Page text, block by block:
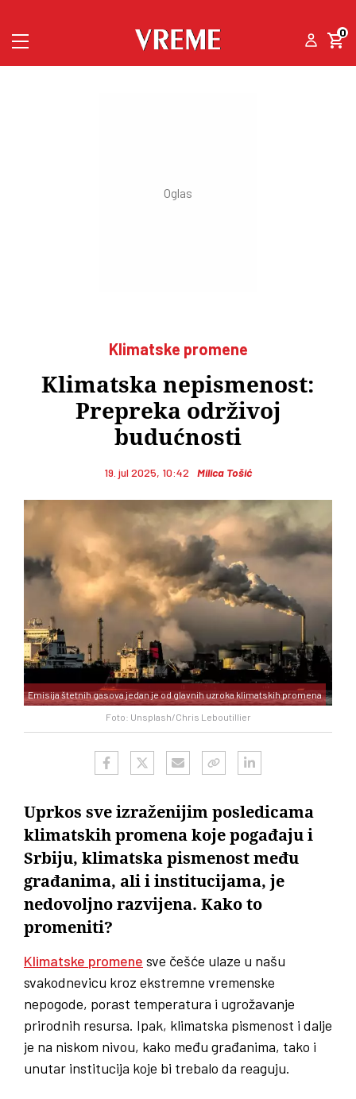
0
Klimatske promene
Klimatska nepismenost:
Prepreka održivoj
budućnosti
19. jul 2025, 10:42 Milica Tošić
Foto: Unsplash/Chris Leboutillier
Emisija štetnih gasova jedan je od glavnih uzroka klimatskih promena
Uprkos sve izraženijim posledicama
klimatskih promena koje pogađaju i
Srbiju, klimatska pismenost među
građanima, ali i institucijama, je
nedovoljno razvijena. Kako to
promeniti?
Klimatske promene sve češće ulaze u našu
svakodnevicu kroz ekstremne vremenske
nepogode, porast temperatura i ugrožavanje
prirodnih resursa. Ipak, klimatska pismenost i dalje
je na niskom nivou, kako među građanima, tako i
unutar institucija koje bi trebalo da reaguju.